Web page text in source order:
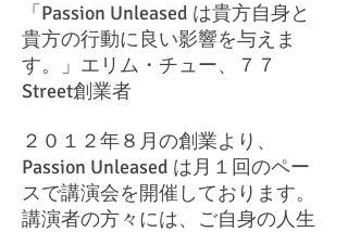
「Passion Unleased は貴方自身と
貴方の行動に良い影響を与えま
す。」エリム・チュー、７７
Street創業者
２０１２年８月の創業より、
Passion Unleased は月１回のペー
スで講演会を開催しております。
講演者の方々には、ご自身の人生